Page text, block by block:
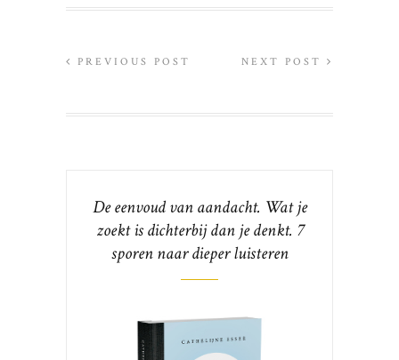
PREVIOUS POST NEXT POST
De eenvoud van aandacht. Wat je
zoekt is dichterbij dan je denkt. 7
sporen naar dieper luisteren